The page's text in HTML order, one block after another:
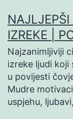
na
sadržaj
NAJLJEPŠI
IZREKE |
Najzanimljiviji
izreke ljudi koji
u povijesti
Mudre
uspjehu,